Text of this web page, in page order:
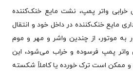
خرابی واتر پمپ، نشت مایع خنک‌کننده
مایع خنک‌کننده در داخل خود و انتقال
به موتور، از چندین واشر و مهر و موم
پمپ فرسوده و خراب می‌شود، این
و ممکن است ترک خورده یا کاملاً شکسته